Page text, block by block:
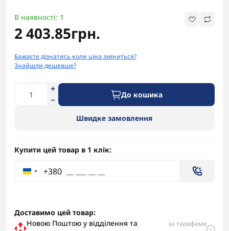
В наявності: 1
2 403.85грн.
Бажаєте дізнатись коли ціна зміниться?
Знайшли дешевше?
До кошика
Швидке замовлення
Купити цей товар в 1 клік:
+380
Доставимо цей товар:
Новою Поштою у відділення та
за тарифами